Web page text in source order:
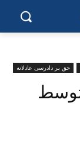
حق بر دادرسی عادلانه